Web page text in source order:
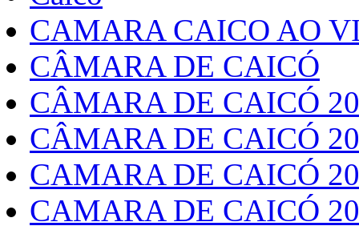
CAMARA CAICO AO
CÂMARA DE CAICÓ
CÂMARA DE CAICÓ
CÂMARA DE CAICÓ
CAMARA DE CAICÓ
CAMARA DE CAICÓ